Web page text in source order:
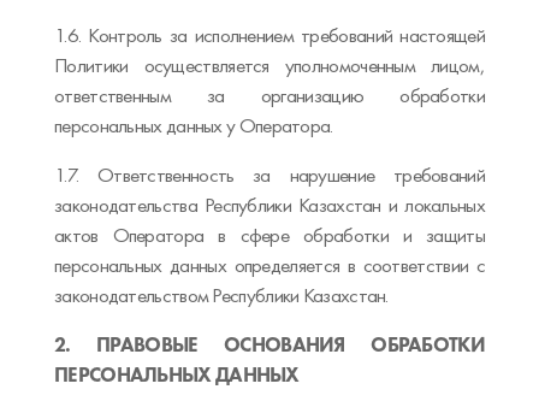
1.6. Контроль за исполнением требований настоящей
Политики осуществляется уполномоченным лицом,
ответственным за организацию обработки
персональных данных у Оператора.
1.7. Ответственность за нарушение требований
законодательства Республики Казахстан и локальных
актов Оператора в сфере обработки и защиты
персональных данных определяется в соответствии с
законодательством Республики Казахстан.
2. ПРАВОВЫЕ ОСНОВАНИЯ ОБРАБОТКИ
ПЕРСОНАЛЬНЫХ ДАННЫХ